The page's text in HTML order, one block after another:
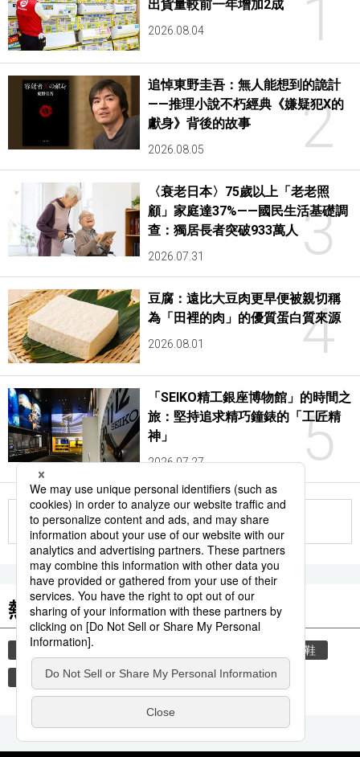
1
出貨量較前一年增加2成
2026.08.04
2
追悼東野圭吾：無人能想到的詭計
——推理小說不朽經典《嫌疑犯X的
獻身》背後的故事
2026.08.05
3
〈衰老日本〉75歲以上「老老照
顧」家庭達37%——國民生活基礎調
查：獨居長者突破933萬人
2026.07.31
4
豆腐：遠比大豆肉更早便被親切稱
為「田裡的肉」的優質蛋白質來源
2026.08.01
5
「SEIKO精工銀座博物館」的時間之
旅：堅持追求精巧鐘錶的「工匠精
神」
2026.07.27
更多
熱門關鍵詞
教育 禮儀 脫鞋
書訊 小說 小說家